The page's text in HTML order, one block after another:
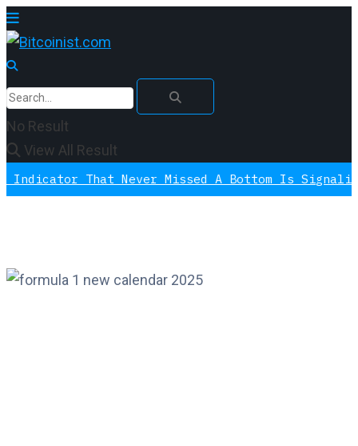
No Result
View All Result
That Never Missed A Bottom Is Signaling